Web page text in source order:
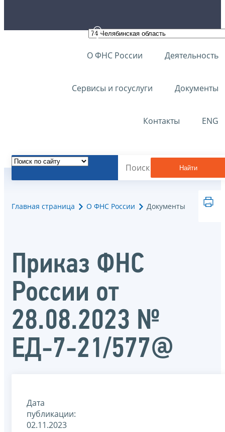
О ФНС России Деятельность
Сервисы и госуслуги Документы
Контакты ENG
Найти
Главная страница О ФНС России Документы
Приказ ФНС
России от
28.08.2023 №
ЕД-7-21/577@
Дата
публикации:
02.11.2023